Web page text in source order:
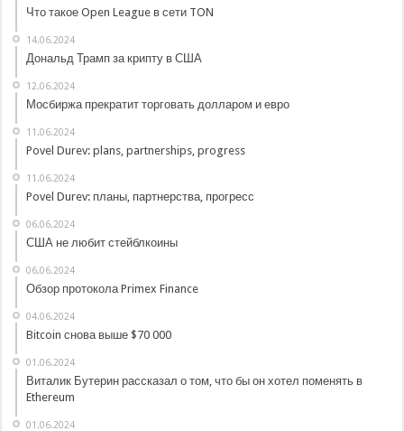
Что такое Open League в сети TON
14.06.2024
Дональд Трамп за крипту в США
12.06.2024
Мосбиржа прекратит торговать долларом и евро
11.06.2024
Povel Durev: plans, partnerships, progress
11.06.2024
Povel Durev: планы, партнерства, прогресс
06.06.2024
США не любит стейблкоины
06.06.2024
Обзор протокола Primex Finance
04.06.2024
Bitcoin снова выше $70 000
01.06.2024
Виталик Бутерин рассказал о том, что бы он хотел поменять в
Ethereum
01.06.2024